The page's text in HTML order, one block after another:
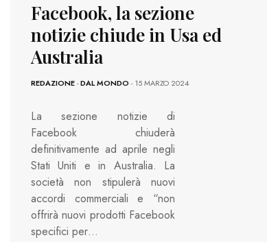
Facebook, la sezione
notizie chiude in Usa ed
Australia
REDAZIONE-DAL MONDO - 15 MARZO 2024
La sezione notizie di
Facebook chiuderà
definitivamente ad aprile negli
Stati Uniti e in Australia. La
società non stipulerà nuovi
accordi commerciali e “non
offrirà nuovi prodotti Facebook
specifici per…